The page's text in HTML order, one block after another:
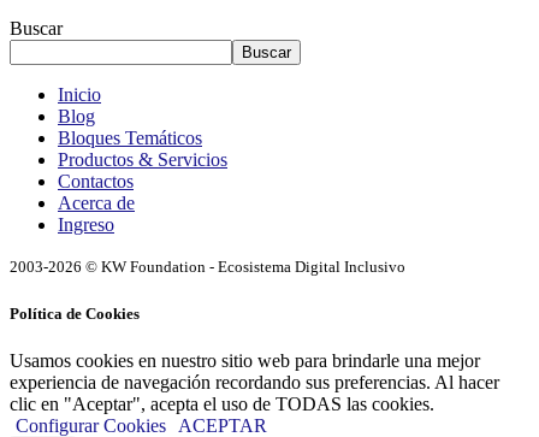
Buscar
Buscar
Inicio
Blog
Bloques Temáticos
Productos & Servicios
Contactos
Acerca de
Ingreso
2003-2026 © KW Foundation - Ecosistema Digital Inclusivo
Política de Cookies
Usamos cookies en nuestro sitio web para brindarle una mejor
experiencia de navegación recordando sus preferencias. Al hacer
clic en "Aceptar", acepta el uso de TODAS las cookies.
Configurar Cookies
ACEPTAR